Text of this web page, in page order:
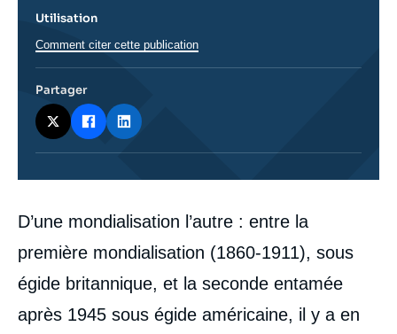
Corps
analyses
D’une mondialisation l’autre : entre la
première mondialisation (1860-1911), sous
égide britannique, et la seconde entamée
après 1945 sous égide américaine, il y a en
Utilisation
Comment citer cette publication
Partager